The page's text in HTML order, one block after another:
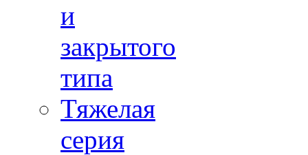
и
закрытого
типа
Тяжелая
серия